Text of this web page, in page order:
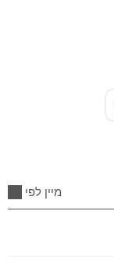
מיין לפי